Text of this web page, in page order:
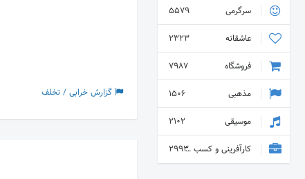
گزارش خرابی / تخلف
سرگرمی
5579
عاشقانه
2323
فروشگاه
7987
مذهبی
1506
موسیقی
2102
کارآفرینی و کسب و کار 2993